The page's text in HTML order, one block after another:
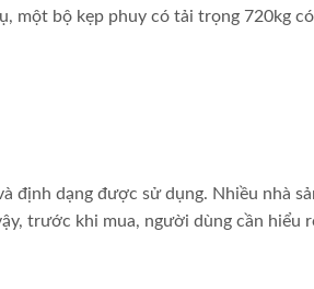
một bộ kẹp phuy có tải trọng 720kg
định dạng được sử dụng. Nhiều nhà
trước khi mua, người dùng cần hiểu